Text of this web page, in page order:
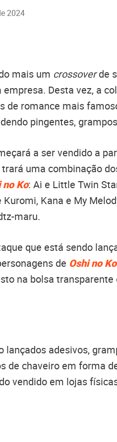
2024
mais um crossoverde
Desta vez, a
de romance mais
pingentes,
a ser vendido a
uma combinação
no Ko: Ai e Little Twin
Kuromi, Kana e My
maru.
que está sendo
de Oshi no Ko
na bolsa transparente
lançados adesivos,
de chaveiro em forma
vendido em lojas